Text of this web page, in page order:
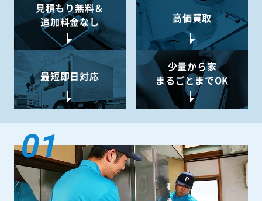
見積もり無料＆
追加料金なし
高価買取
最短即日対応
少量から家
まるごとまでOK